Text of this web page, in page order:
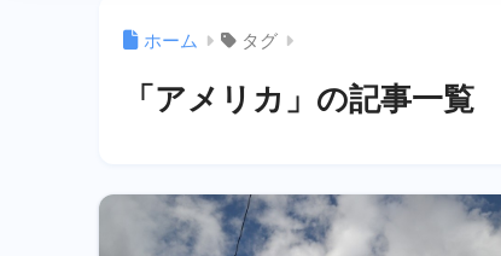
ホーム タグ
「アメリカ」の記事一覧